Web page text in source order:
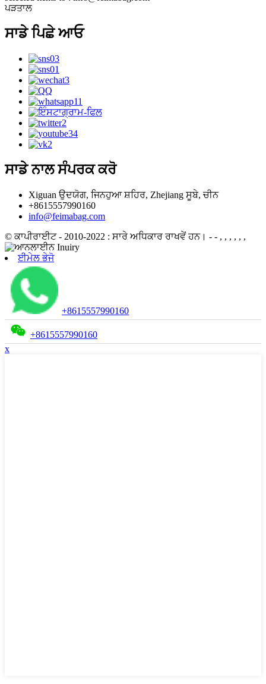
ਪੜਤਾਲ
ਸਾਡੇ ਪਿਛੇ ਆਓ
ਸਾਡੇ ਨਾਲ ਸੰਪਰਕ ਕਰੋ
Xiguan ਉਦਯੋਗ, ਜਿਨਹੁਆ ਸ਼ਹਿਰ, Zhejiang ਸੂਬੇ, ਚੀਨ
+8615557990160
info@feimabag.com
© ਕਾਪੀਰਾਈਟ - 2010-2022 : ਸਾਰੇ ਅਧਿਕਾਰ ਰਾਖਵੇਂ ਹਨ। - - , , , , , ,
ਈਮੇਲ ਭੇਜੋ
+8615557990160
+8615557990160
x